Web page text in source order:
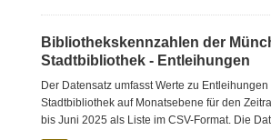
Bibliothekskennzahlen der
Stadtbibliothek - Entleihungen
Der Datensatz umfasst Werte zu
Stadtbibliothek auf Monatsebene für den
bis Juni 2025 als Liste im CSV-Format. Die